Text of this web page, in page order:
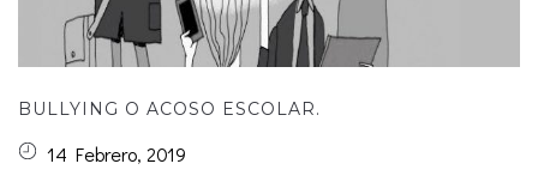
BULLYING O ACOSO ESCOLAR.
14 Febrero, 2019